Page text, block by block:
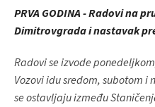
PRVA GODINA - Radovi na
Dimitrovgrada i nastavak
Radovi se izvode
Vozovi idu sredom, subotom i
se ostavljaju između